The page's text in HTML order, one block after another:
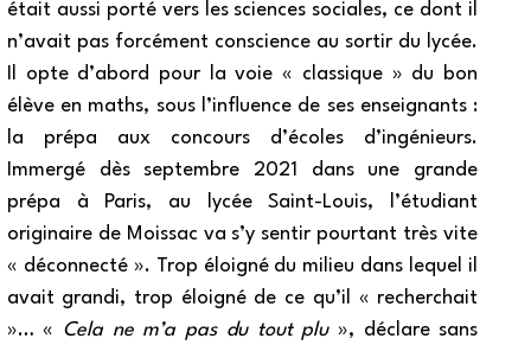
était aussi porté vers les sciences sociales, ce dont il
n’avait pas forcément conscience au sortir du lycée.
Il opte d’abord pour la voie « classique » du bon
élève en maths, sous l’influence de ses enseignants :
la prépa aux concours d’écoles d’ingénieurs.
Immergé dès septembre 2021 dans une grande
prépa à Paris, au lycée Saint-Louis, l’étudiant
originaire de Moissac va s’y sentir pourtant très vite
« déconnecté ». Trop éloigné du milieu dans lequel il
avait grandi, trop éloigné de ce qu’il « recherchait
»… « Cela ne m’a pas du tout plu», déclare sans